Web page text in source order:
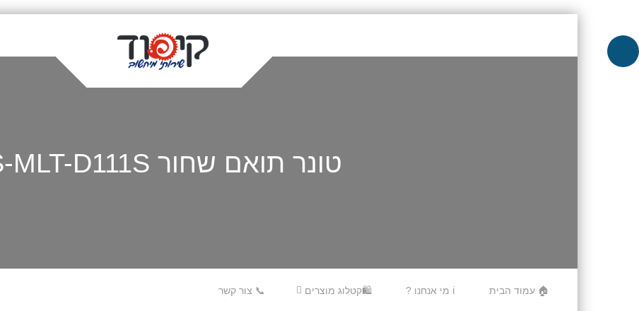
טונר תואם שחור S-MLT-D111S
Menu🏠 עמוד הבית
ℹ️ מי אנחנו ? 🛍️קטלוג מוצרים 📞 צור קשר